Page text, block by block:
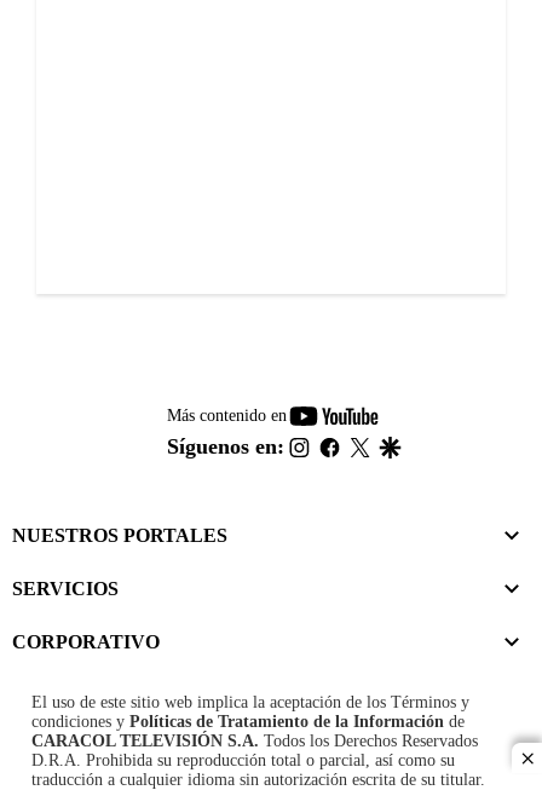
Más contenido en
youtube-
footer
Síguenos en: instagram
facebook
twitter
NUESTROS PORTALES
SERVICIOS
CORPORATIVO
El uso de este sitio web implica la aceptación de los Términos y
condiciones y Políticas de Tratamiento de la Información de
CARACOL TELEVISIÓN S.A. Todos los Derechos Reservados
D.R.A. Prohibida su reproducción total o parcial, así como su
traducción a cualquier idioma sin autorización escrita de su titular.